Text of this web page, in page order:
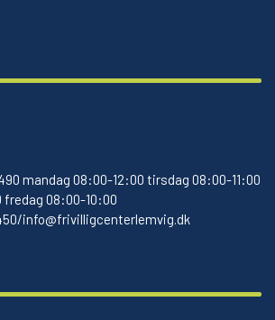
mandag 08:00-12:00 tirsdag 08:00-11:00
fredag 08:00-10:00
info@frivilligcenterlemvig.dk